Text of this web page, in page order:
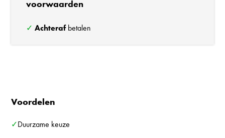
voorwaarden
✓Achterafbetalen
Voordelen
✓Duurzame keuze